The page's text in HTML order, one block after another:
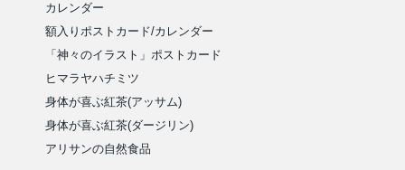
カレンダー
額入りポストカード/カレンダー
「神々のイラスト」ポストカード
ヒマラヤハチミツ
身体が喜ぶ紅茶(アッサム)
身体が喜ぶ紅茶(ダージリン)
アリサンの自然食品